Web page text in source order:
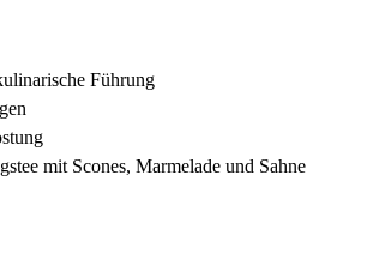
Führung
mit Scones, Marmelade und Sahne